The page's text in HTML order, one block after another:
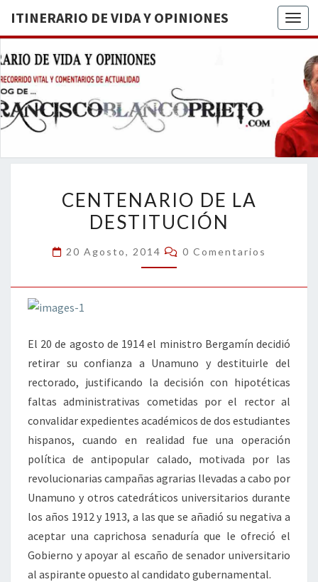
ITINERARIO DE VIDA Y OPINIONES
DE
BREVE
RECORRIDO
VITAL Y
ACTUALIDAD
DE
LA
CENTENARIO DE LA
DESTITUCIÓN
20 Agosto, 2014 Comentarios
0 Comentarios
El 20 de agosto de 1914 el ministro Bergamín decidió
retirar su confianza a Unamuno y destituirle del
rectorado, justificando la decisión con hipotéticas
faltas administrativas cometidas por el rector al
convalidar expedientes académicos de dos estudiantes
hispanos, cuando en realidad fue una operación
política de antipopular calado, motivada por las
revolucionarias campañas agrarias llevadas a cabo por
Unamuno y otros catedráticos universitarios durante
los años 1912 y 1913, a las que se añadió su negativa a
aceptar una caprichosa senaduría que le ofreció el
Gobierno y apoyar al escaño de senador universitario
al aspirante opuesto al candidato gubernamental.